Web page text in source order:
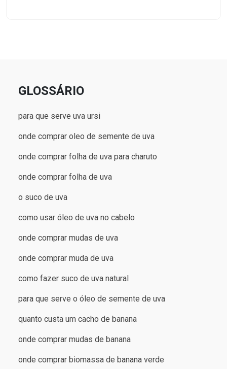
GLOSSÁRIO
para que serve uva ursi
onde comprar oleo de semente de uva
onde comprar folha de uva para charuto
onde comprar folha de uva
o suco de uva
como usar óleo de uva no cabelo
onde comprar mudas de uva
onde comprar muda de uva
como fazer suco de uva natural
para que serve o óleo de semente de uva
quanto custa um cacho de banana
onde comprar mudas de banana
onde comprar biomassa de banana verde